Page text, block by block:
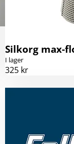
Silkorg max-
I lager
325 kr